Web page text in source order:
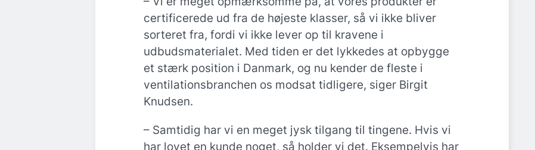
certificerede ud fra de højeste klasser, så vi ikke bliver
sorteret fra, fordi vi ikke lever op til kravene i
udbudsmaterialet. Med tiden er det lykkedes at opbygge
et stærk position i Danmark, og nu kender de fleste i
ventilationsbranchen os modsat tidligere, siger Birgit
Knudsen.
– Samtidig har vi en meget jysk tilgang til tingene. Hvis vi
har lovet en kunde noget, så holder vi det. Eksempelvis har